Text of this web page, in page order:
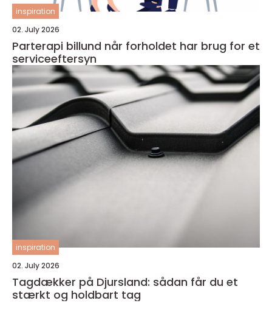
inspiration
02. July 2026
Parterapi billund når forholdet har brug for et
serviceeftersyn
inspiration
02. July 2026
Tagdækker på Djursland: sådan får du et
stærkt og holdbart tag